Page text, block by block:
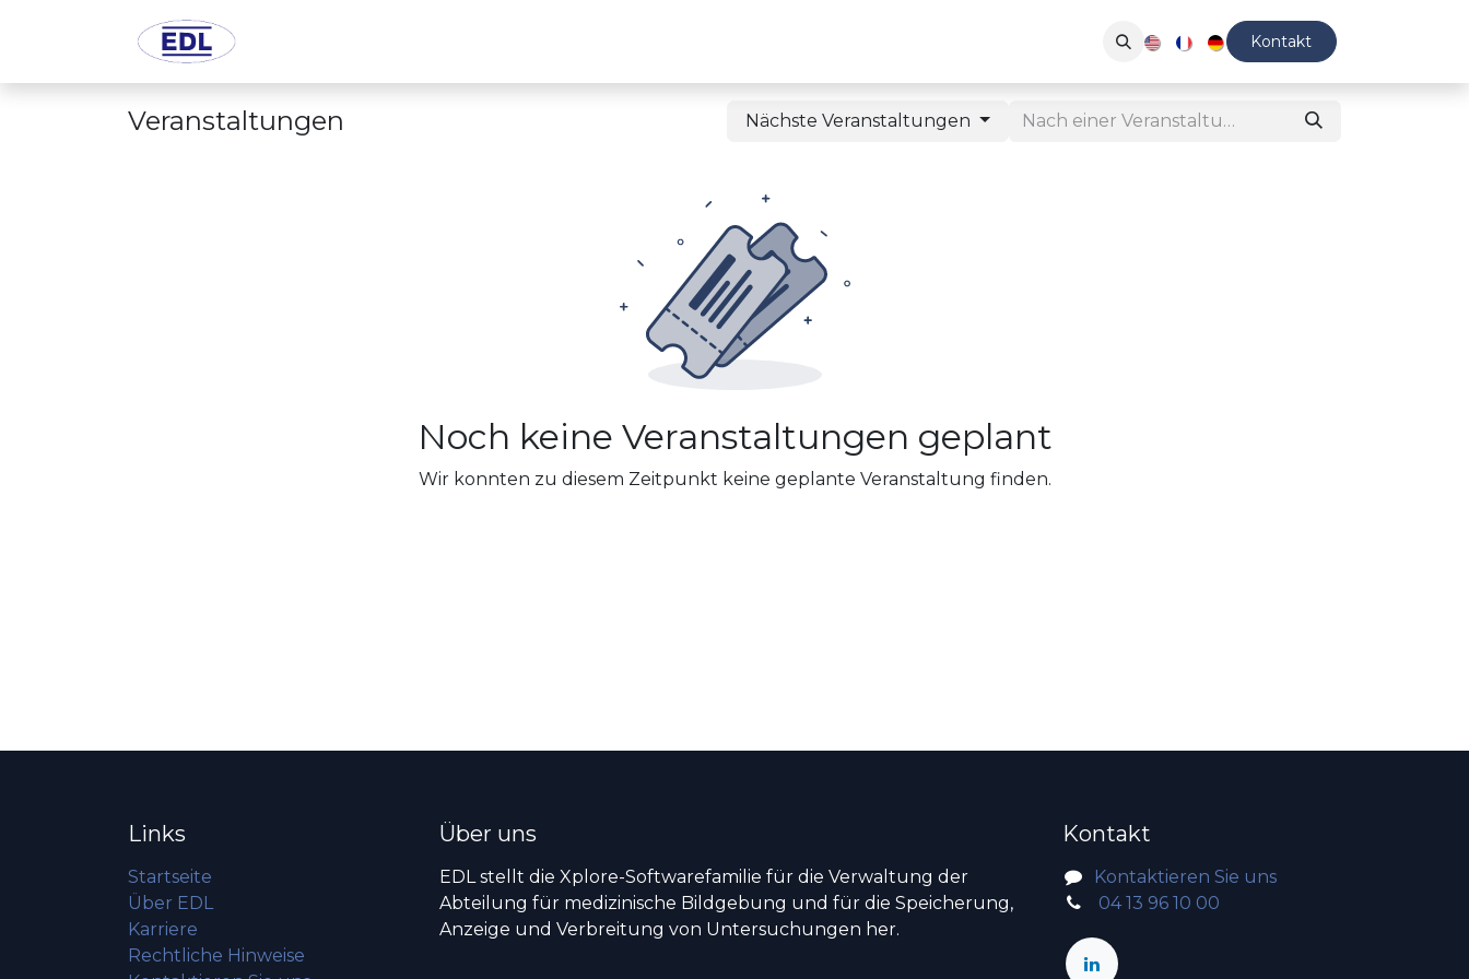
Newsletter Kontakt
Veranstaltungen Nächste Veranstaltungen
Noch keine Veranstaltungen geplant
Wir konnten zu diesem Zeitpunkt keine geplante Veranstaltung finden.
Links
Startseite
Über EDL
Karriere
Rechtliche Hinweise
Über uns
EDL stellt die Xplore-Softwarefamilie für die Verwaltung der
Abteilung für medizinische Bildgebung und für die Speicherung,
Anzeige und Verbreitung von Untersuchungen her.
Kontakt
Kontaktieren Sie uns
04 13 96 10 00